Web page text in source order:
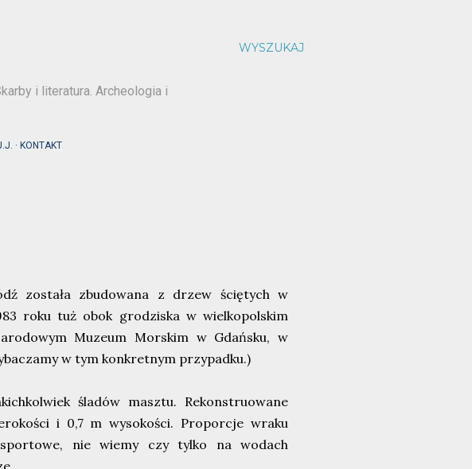
WYSZUKAJ
i literatura. Archeologia i
KONTAKT
została zbudowana z drzew ściętych w
roku tuż obok grodziska w wielkopolskim
Muzeum Morskim w Gdańsku, w
w tym konkretnym przypadku.)
śladów masztu. Rekonstruowane
i 0,7 m wysokości. Proporcje wraku
nie wiemy czy tylko na wodach